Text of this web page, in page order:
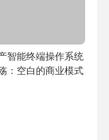
智能终端操作系统
：空白的商业模式